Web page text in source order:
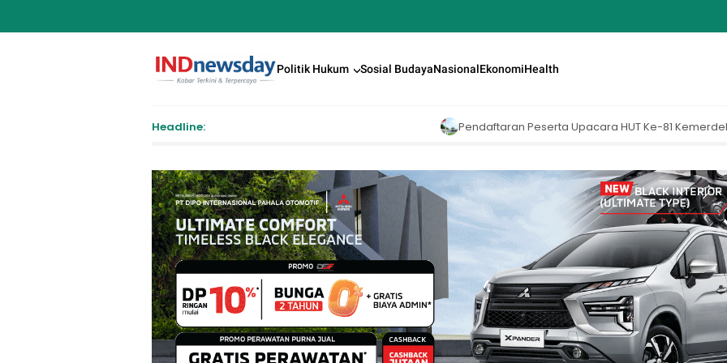
Politik Hukum Sosial BudayaNasionalEkonomiHealth
Headline: Pendaftaran Peserta Upacara HUT Ke-81 Kemerdekaan RI di Istana